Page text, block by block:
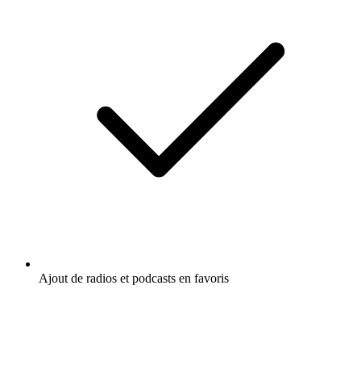
Ajout de radios et podcasts en favoris